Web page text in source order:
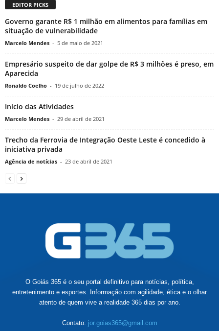
EDITOR PICKS
Governo garante R$ 1 milhão em alimentos para famílias em
situação de vulnerabilidade
Marcelo Mendes - 5 de maio de 2021
Empresário suspeito de dar golpe de R$ 3 milhões é preso, em
Aparecida
Ronaldo Coelho - 19 de julho de 2022
Início das Atividades
Marcelo Mendes - 29 de abril de 2021
Trecho da Ferrovia de Integração Oeste Leste é concedido à
iniciativa privada
Agência de notícias - 23 de abril de 2021
O Goiás 365 é o seu portal definitivo para notícias, política,
entretenimento e esportes. Informação com agilidade, ética e o olhar
atento de quem vive a realidade 365 dias por ano.
Contato: jor.goias365@gmail.com